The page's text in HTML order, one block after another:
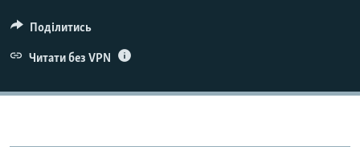
Поділитись
Читати без VPN